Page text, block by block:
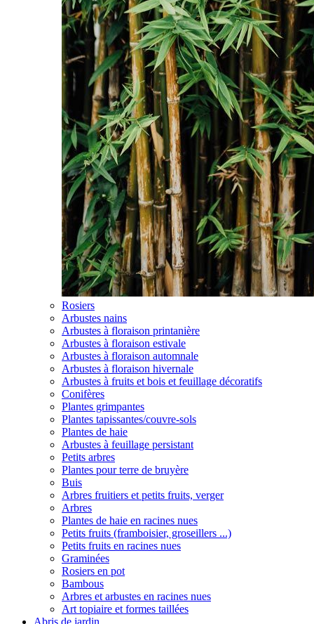
Rosiers
Arbustes nains
Arbustes à floraison printanière
Arbustes à floraison estivale
Arbustes à floraison automnale
Arbustes à floraison hivernale
Arbustes à fruits et bois et feuillage décoratifs
Conifères
Plantes grimpantes
Plantes tapissantes/couvre-sols
Plantes de haie
Arbustes à feuillage persistant
Petits arbres
Plantes pour terre de bruyère
Buis
Arbres fruitiers et petits fruits, verger
Arbres
Plantes de haie en racines nues
Petits fruits (framboisier, groseillers ...)
Petits fruits en racines nues
Graminées
Rosiers en pot
Bambous
Arbres et arbustes en racines nues
Art topiaire et formes taillées
Abris de jardin